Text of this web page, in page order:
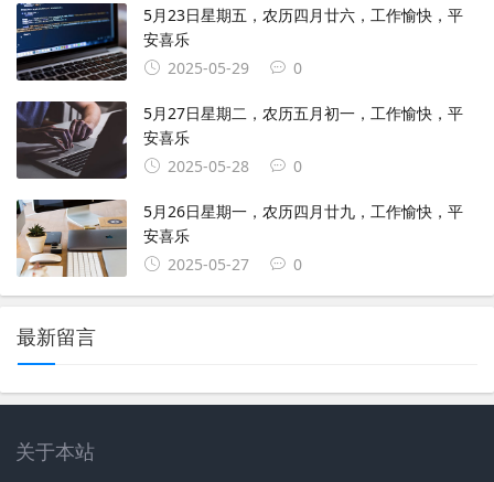
5月23日星期五，农历四月廿六，工作愉快，平
安喜乐
2025-05-29
0
5月27日星期二，农历五月初一，工作愉快，平
安喜乐
2025-05-28
0
5月26日星期一，农历四月廿九，工作愉快，平
安喜乐
2025-05-27
0
最新留言
关于本站